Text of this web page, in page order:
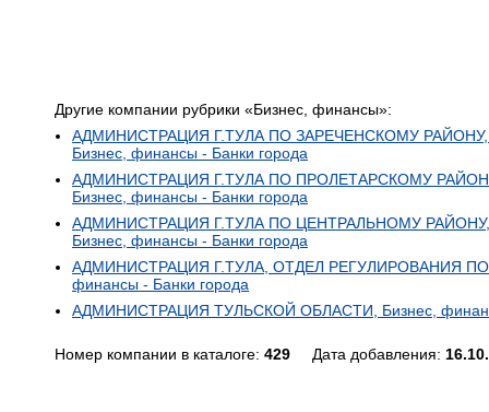
Другие компании рубрики «Бизнес, финансы»:
АДМИНИСТРАЦИЯ Г.ТУЛА ПО ЗАРЕЧЕНСКОМУ
Бизнес, финансы - Банки города
АДМИНИСТРАЦИЯ Г.ТУЛА ПО ПРОЛЕТАРСКОМУ
Бизнес, финансы - Банки города
АДМИНИСТРАЦИЯ Г.ТУЛА ПО ЦЕНТРАЛЬНОМУ
Бизнес, финансы - Банки города
АДМИНИСТРАЦИЯ Г.ТУЛА, ОТДЕЛ РЕГУЛИРОВАНИЯ
финансы - Банки города
АДМИНИСТРАЦИЯ ТУЛЬСКОЙ ОБЛАСТИ, Бизнес,
Номер компании в каталоге: 429 Дата добавления: